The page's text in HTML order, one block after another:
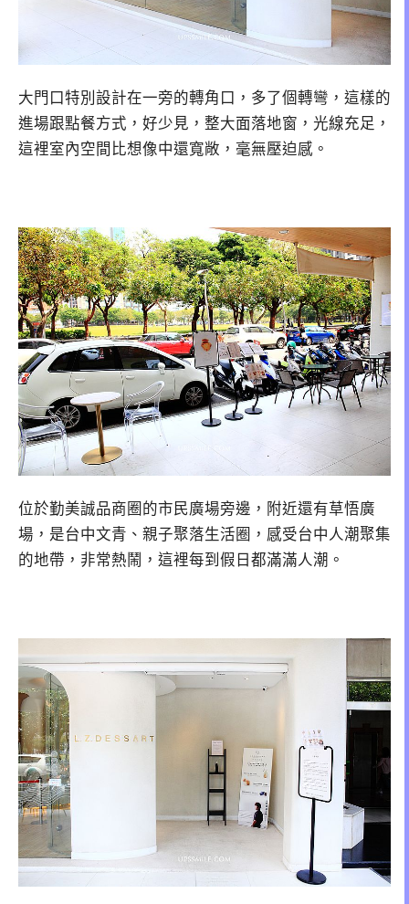
大門口特別設計在一旁的轉角口，多了個轉彎，這樣的
進場跟點餐方式，好少見，整大面落地窗，光線充足，
這裡室內空間比想像中還寬敞，毫無壓迫感。
位於勤美誠品商圈的市民廣場旁邊，附近還有草悟廣
場，是台中文青、親子聚落生活圈，感受台中人潮聚集
的地帶，非常熱鬧，這裡每到假日都滿滿人潮。